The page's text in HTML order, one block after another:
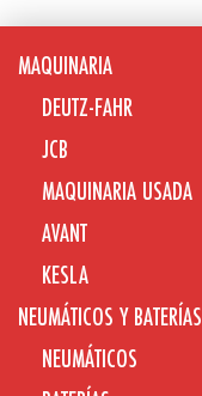
MAQUINARIA
DEUTZ-FAHR
JCB
MAQUINARIA USADA
AVANT
KESLA
NEUMÁTICOS Y BATERÍAS
NEUMÁTICOS